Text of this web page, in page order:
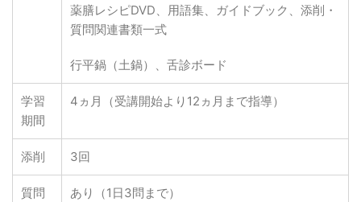
薬膳レシピDVD、用語集、ガイドブック、添削・
質問関連書類一式
行平鍋（土鍋）、舌診ボード
学習
期間
4ヵ月（受講開始より12ヵ月まで指導）
添削 3回
質問
あり（1日3問まで）